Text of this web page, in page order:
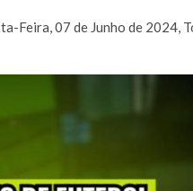
Feira, 07 de Junho de 2024,